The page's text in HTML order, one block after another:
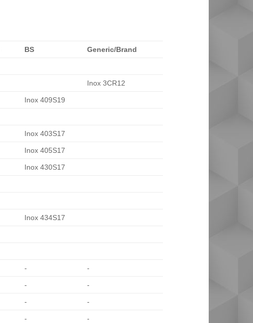
BS Generic/Brand
Inox 3CR12
Inox 409S19
Inox 403S17
Inox 405S17
Inox 430S17
Inox 434S17
- -
- -
- -
- -